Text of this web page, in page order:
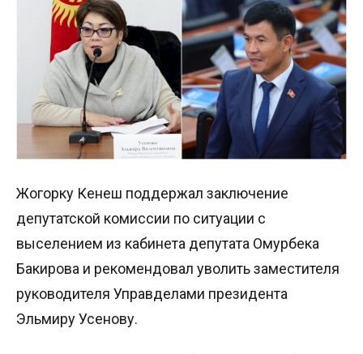
Жогорку Кенеш поддержал заключение
депутатской комиссии по ситуации с
выселением из кабинета депутата Омурбека
Бакирова и рекомендовал уволить заместителя
руководителя Управделами президента
Эльмиру Усенову.